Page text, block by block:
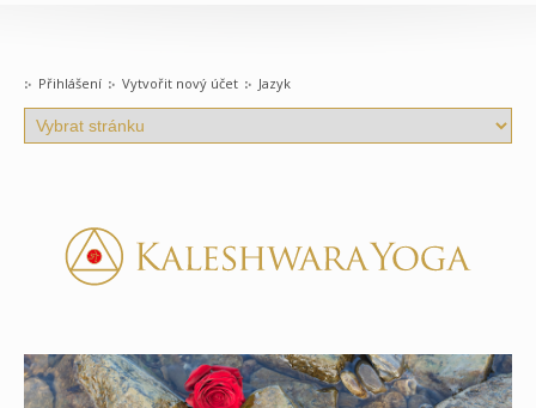
Přihlášení Vytvořit nový účet Jazyk